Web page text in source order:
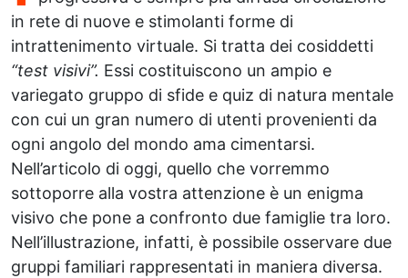
in rete di nuove e stimolanti forme di
intrattenimento virtuale. Si tratta dei cosiddetti
“test visivi”. Essi costituiscono un ampio e
variegato gruppo di sfide e quiz di natura mentale
con cui un gran numero di utenti provenienti da
ogni angolo del mondo ama cimentarsi.
Nell’articolo di oggi, quello che vorremmo
sottoporre alla vostra attenzione è un enigma
visivo che pone a confronto due famiglie tra loro.
Nell’illustrazione, infatti, è possibile osservare due
gruppi familiari rappresentati in maniera diversa.